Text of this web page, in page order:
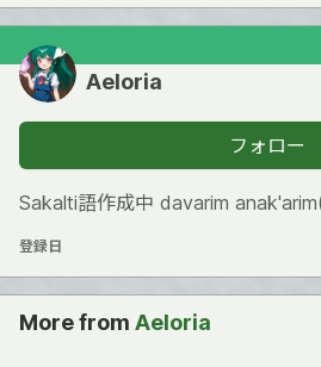
Aeloria
フォロー
Sakalti語作成中 davarim
登録日
More from Aeloria